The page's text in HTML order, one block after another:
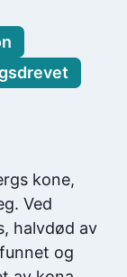
kone,
Ved
halvdød av
og